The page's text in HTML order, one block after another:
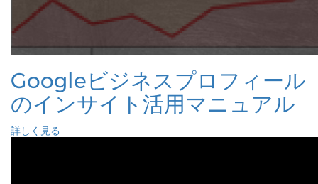
Googleビジネスプロフィール
のインサイト活用マニュアル
詳しく見る